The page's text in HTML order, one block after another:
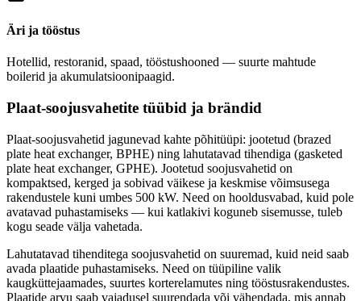
Äri ja tööstus
Hotellid, restoranid, spaad, tööstushooned — suurte mahtude
boilerid ja akumulatsioonipaagid.
Plaat-soojusvahetite tüübid ja brändid
Plaat-soojusvahetid jagunevad kahte põhitüüpi: jootetud (brazed
plate heat exchanger, BPHE) ning lahutatavad tihendiga (gasketed
plate heat exchanger, GPHE). Jootetud soojusvahetid on
kompaktsed, kerged ja sobivad väikese ja keskmise võimsusega
rakendustele kuni umbes 500 kW. Need on hooldusvabad, kuid pole
avatavad puhastamiseks — kui katlakivi koguneb sisemusse, tuleb
kogu seade välja vahetada.
Lahutatavad tihenditega soojusvahetid on suuremad, kuid neid saab
avada plaatide puhastamiseks. Need on tüüpiline valik
kaugküttejaamades, suurtes korterelamutes ning tööstusrakendustes.
Plaatide arvu saab vajadusel suurendada või vähendada, mis annab